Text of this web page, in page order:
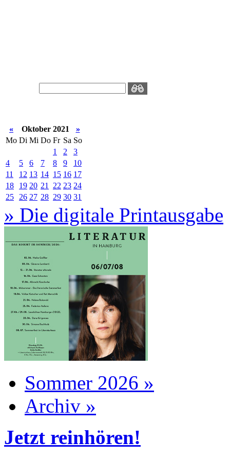
« Oktober 2021
»
Mo Di Mi Do Fr Sa So
1
2
3
4
5 6 7 8 9
10
11
12 13 14 15 16 17
18
19 20 21 22 23 24
25
26 27 28 29 30 31
» Die digitale Printausgabe
Sommer 2026 »
Archiv »
Jetzt reinhören!